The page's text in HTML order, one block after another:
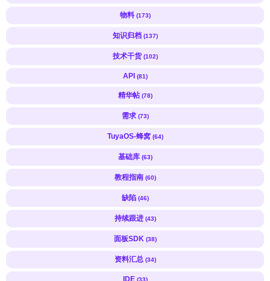
物料 (173)
知识归档 (137)
技术干货 (102)
API (81)
精华帖 (78)
需求 (73)
TuyaOS-蜂窝 (64)
基础库 (63)
教程指南 (60)
缺陷 (46)
持续跟进 (43)
面板SDK (38)
资料汇总 (34)
IDE (33)